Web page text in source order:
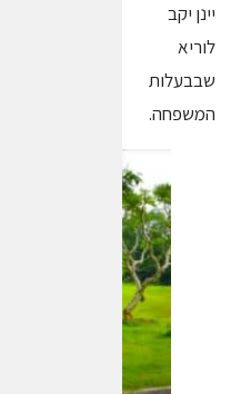
יינן יקב
לוריא
שבבעלות
המשפחה.